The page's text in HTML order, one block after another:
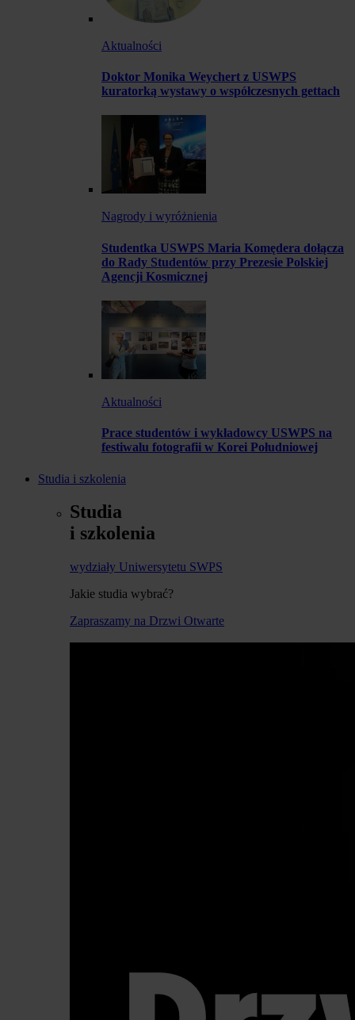
Aktualności
Doktor Monika Weychert z USWPS
kuratorką wystawy o współczesnych gettach
Nagrody i wyróżnienia
Studentka USWPS Maria Komędera dołącza
do Rady Studentów przy Prezesie Polskiej
Agencji Kosmicznej
Aktualności
Prace studentów i wykładowcy USWPS na
festiwalu fotografii w Korei Południowej
Studia i szkolenia
Studia
i szkolenia
wydziały Uniwersytetu SWPS
Jakie studia wybrać?
Zapraszamy na Drzwi Otwarte